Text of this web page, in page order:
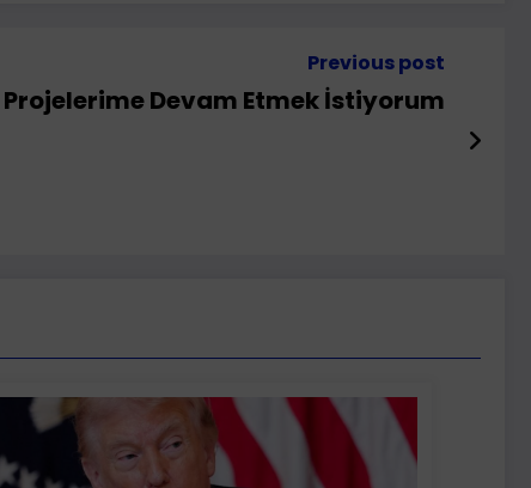
Previous post
Projelerime Devam Etmek İstiyorum